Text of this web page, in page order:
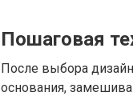
Пошаговая
После выбора
основания,